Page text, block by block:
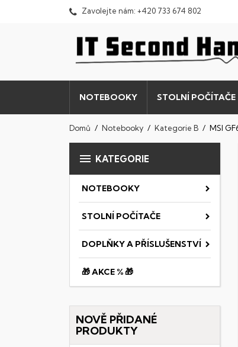
Zavolejte nám: +420 733 674 802
NOTEBOOKY STOLNÍ POČÍTAČE
Domů Notebooky Kategorie B MSI
 KATEGORIE
NOTEBOOKY
STOLNÍ POČÍTAČE
DOPLŇKY A PŘÍSLUŠENSTVÍ
🎁 AKCE % 🎁
NOVĚ PŘIDANÉ
PRODUKTY